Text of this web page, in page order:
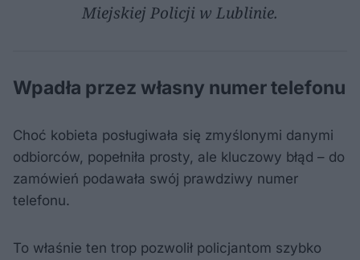
Miejskiej Policji w Lublinie.
Wpadła przez własny numer telefonu
Choć kobieta posługiwała się zmyślonymi danymi
odbiorców, popełniła prosty, ale kluczowy błąd – do
zamówień podawała swój prawdziwy numer
telefonu.
To właśnie ten trop pozwolił policjantom szybko